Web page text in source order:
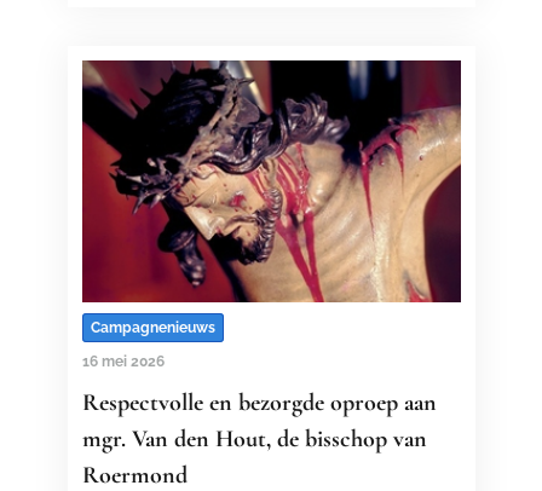
Campagnenieuws
16 mei 2026
Respectvolle en bezorgde oproep aan
mgr. Van den Hout, de bisschop van
Roermond